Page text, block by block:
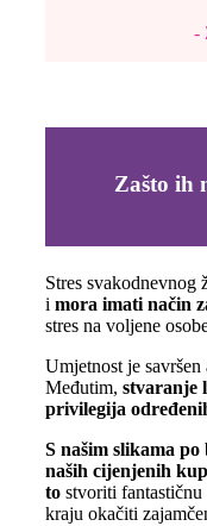
-
Zašto ih
Stres svakodnevnog
i mora imati način
stres na voljene
Umjetnost je
Međutim, stvaranje
privilegija
S našim slikama
naših cijenjenih
to stvoriti
kraju okačiti